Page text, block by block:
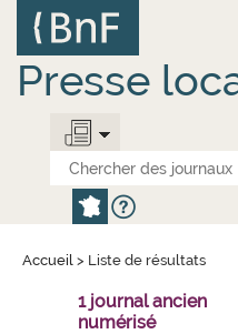
contenu
principal
Presse
Accueil > Liste de résultats
1 journal ancien
numérisé
Panneau de gestion des cookies